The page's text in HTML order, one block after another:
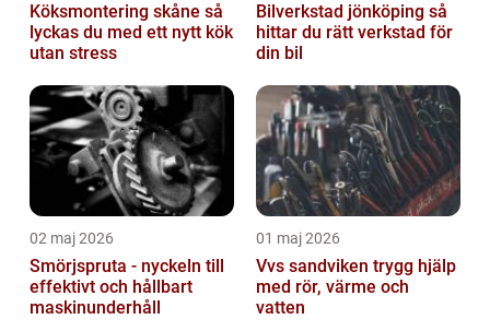
Köksmontering skåne så
lyckas du med ett nytt kök
utan stress
Bilverkstad jönköping så
hittar du rätt verkstad för
din bil
02 maj 2026
Smörjspruta - nyckeln till
effektivt och hållbart
maskinunderhåll
01 maj 2026
Vvs sandviken trygg hjälp
med rör, värme och
vatten